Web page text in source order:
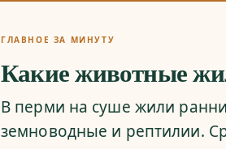
ГЛАВНОЕ ЗА МИНУТУ
Какие животные
В перми на суше жили
земноводные и рептилии.